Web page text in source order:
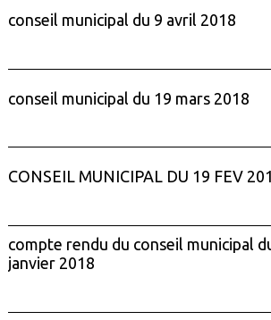
conseil municipal du 9 avril 2018
conseil municipal du 19 mars 2018
CONSEIL MUNICIPAL DU 19 FEV
compte rendu du conseil municipal
janvier 2018